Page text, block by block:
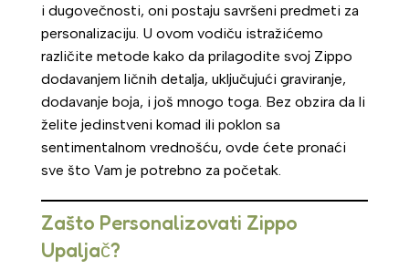
i dugovečnosti, oni postaju savršeni predmeti za
personalizaciju. U ovom vodiču istražićemo
različite metode kako da prilagodite svoj Zippo
dodavanjem ličnih detalja, uključujući graviranje,
dodavanje boja, i još mnogo toga. Bez obzira da li
želite jedinstveni komad ili poklon sa
sentimentalnom vrednošću, ovde ćete pronaći
sve što Vam je potrebno za početak.
Zašto Personalizovati Zippo
Upaljač?